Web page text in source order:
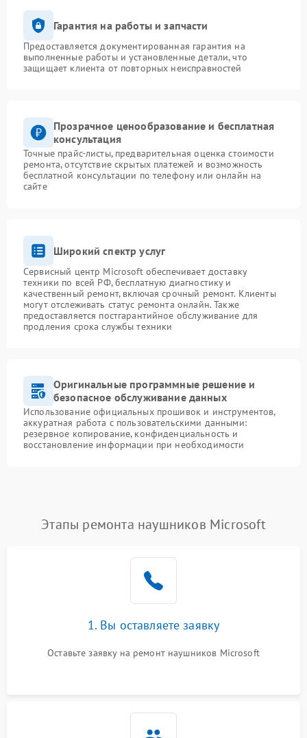
Гарантия на работы и запчасти
Предоставляется документированная гарантия на
выполненные работы и установленные детали, что
защищает клиента от повторных неисправностей
Прозрачное ценообразование и бесплатная
консультация
Точные прайс-листы, предварительная оценка стоимости
ремонта, отсутствие скрытых платежей и возможность
бесплатной консультации по телефону или онлайн на
сайте
Широкий спектр услуг
Сервисный центр Microsoft обеспечивает доставку
техники по всей РФ, бесплатную диагностику и
качественный ремонт, включая срочный ремонт. Клиенты
могут отслеживать статус ремонта онлайн. Также
предоставляется постгарантийное обслуживание для
продления срока службы техники
Оригинальные программные решение и
безопасное обслуживание данных
Использование официальных прошивок и инструментов,
аккуратная работа с пользовательскими данными:
резервное копирование, конфиденциальность и
восстановление информации при необходимости
Этапы ремонта наушников Microsoft
1. Вы оставляете заявку
Оставьте заявку на ремонт наушников Microsoft